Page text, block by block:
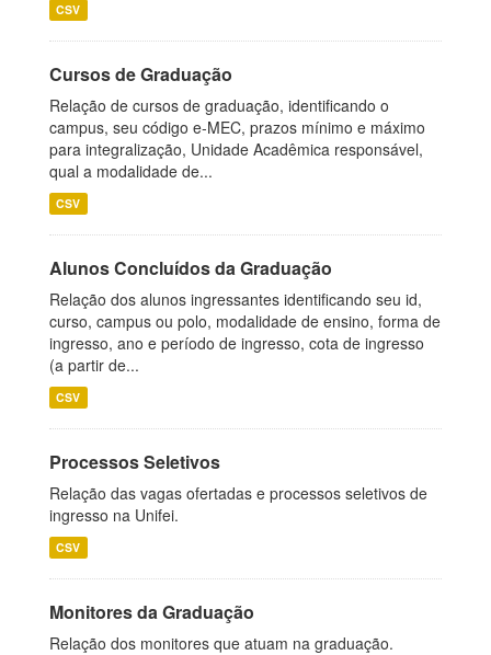
CSV
Cursos de Graduação
Relação de cursos de graduação, identificando o
campus, seu código e-MEC, prazos mínimo e máximo
para integralização, Unidade Acadêmica responsável,
qual a modalidade de...
CSV
Alunos Concluídos da Graduação
Relação dos alunos ingressantes identificando seu id,
curso, campus ou polo, modalidade de ensino, forma de
ingresso, ano e período de ingresso, cota de ingresso
(a partir de...
CSV
Processos Seletivos
Relação das vagas ofertadas e processos seletivos de
ingresso na Unifei.
CSV
Monitores da Graduação
Relação dos monitores que atuam na graduação.